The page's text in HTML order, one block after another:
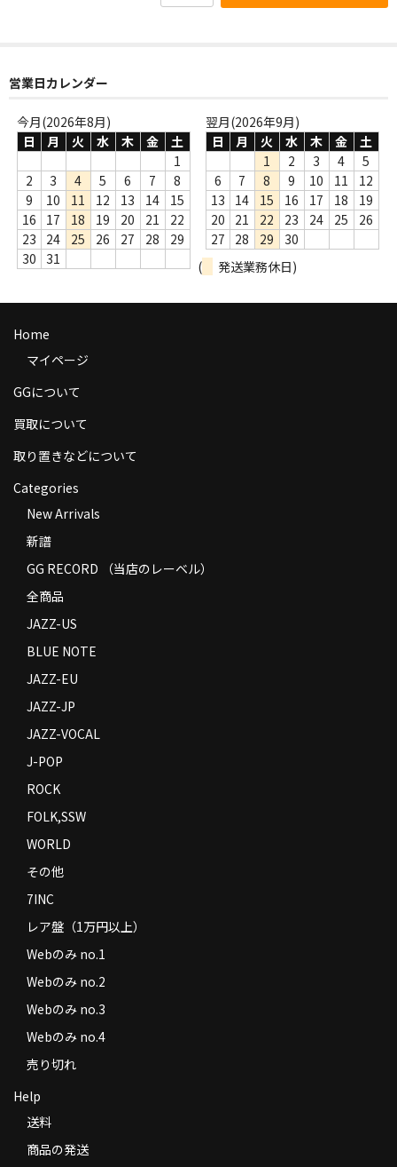
レア盤（1万円以上）
Webのみ no.1
Webのみ no.3
Webのみ no.4
商品の発送
お支払い方法
返品
コンディション
Privacy Policy
特定商取引法に基づく表示
営業日カレンダー
今月(2026年8月)
日
月 火 水 木 金
土
1
2
3 4 5 6 7
8
9
10 11 12 13 14
15
16
17 18 19 20 21
22
23
24 25 26 27 28
29
30
31
翌月(2026年9月)
日
月 火 水 木 金
土
1
2 3 4
5
6
7 8 9 10 11
12
13
14 15 16 17 18
19
20
21 22 23 24 25
26
27
28 29
30
(
発送業務休日)
Home
マイページ
GGについて
買取について
取り置きなどについて
Categories
New Arrivals
新譜
GG RECORD （当店のレーベル）
全商品
JAZZ-US
BLUE NOTE
JAZZ-EU
JAZZ-JP
JAZZ-VOCAL
J-POP
ROCK
FOLK,SSW
WORLD
その他
7INC
レア盤（1万円以上）
Webのみ no.1
Webのみ no.2
Webのみ no.3
Webのみ no.4
売り切れ
Help
送料
商品の発送